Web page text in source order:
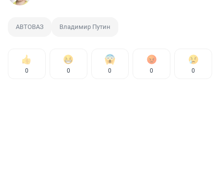
АВТОВАЗ Владимир Путин
0 0 0 0 0